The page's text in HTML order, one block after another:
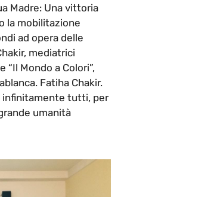
Madre: Una vittoria
la mobilitazione
ad opera delle
mediatrici
“Il Mondo a Colori”,
Fatiha Chakir.
infinitamente tutti, per
umanità